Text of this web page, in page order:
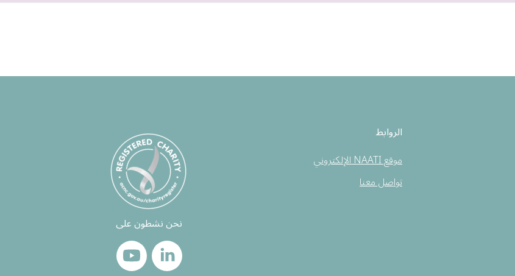
الروابط
موقع NAATI الإلكتروني
تواصل معنا
نحن نشطون على